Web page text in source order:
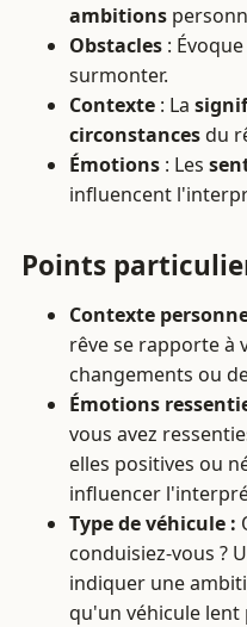
ambitions
Obstacles :
surmonter.
Contexte : La
circonstancesdu
Émotions : Les
influencent
Points
Contexte
rêve se rapporte à
changements ou
Émotions
vous avez
elles positives ou
influencer
Type de véhicule :
conduisiez-vous ?
indiquer une
qu'un véhicule